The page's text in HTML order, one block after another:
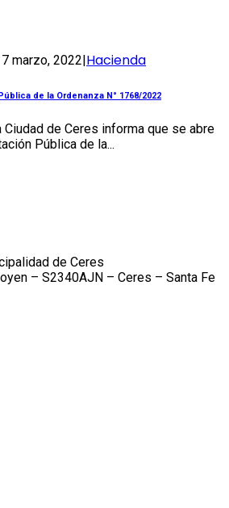
marzo, 2022|Hacienda
de la Ordenanza N° 1768/2022
Ciudad de Ceres informa que se abre
Pública de la...
de Ceres
– S2340AJN – Ceres – Santa Fe